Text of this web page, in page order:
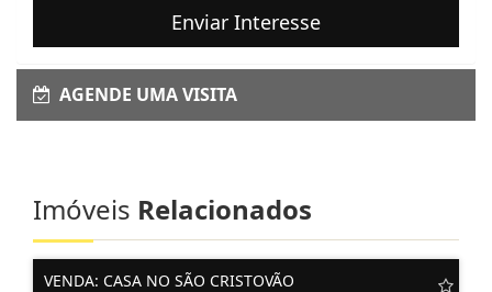
Enviar Interesse
AGENDE UMA VISITA
Imóveis Relacionados
VENDA: CASA NO SÃO CRISTOVÃO